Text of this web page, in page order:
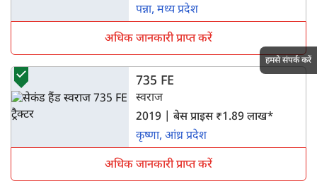
पन्ना, मध्य प्रदेश
अधिक जानकारी प्राप्त करें
735 FE
स्वराज
2019 | बेस प्राइस ₹1.89 लाख*
कृष्णा, आंध्र प्रदेश
अधिक जानकारी प्राप्त करें
हमसे संपर्क करें